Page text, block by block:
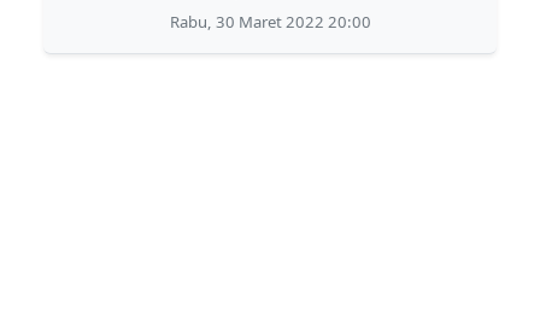
Rabu, 30 Maret 2022 20:00